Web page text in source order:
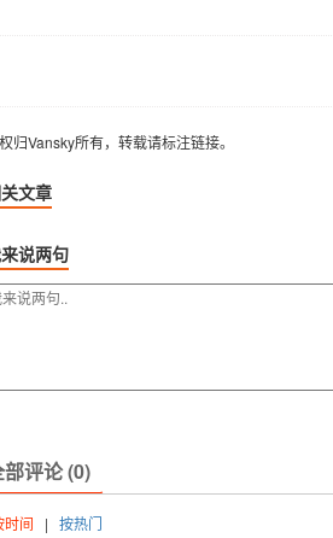
归Vansky所有，转载请标注链接。
文章
说两句
评论 (0)
时间 | 按热门